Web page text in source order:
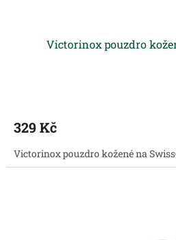
Victorinox pouzdro
329 Kč
Victorinox pouzdro kožené na